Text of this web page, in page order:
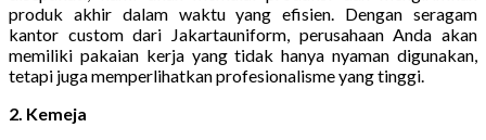
produk akhir dalam waktu yang efisien. Dengan seragam
kantor custom dari Jakartauniform, perusahaan Anda akan
memiliki pakaian kerja yang tidak hanya nyaman digunakan,
tetapi juga memperlihatkan profesionalisme yang tinggi.
2. Kemeja